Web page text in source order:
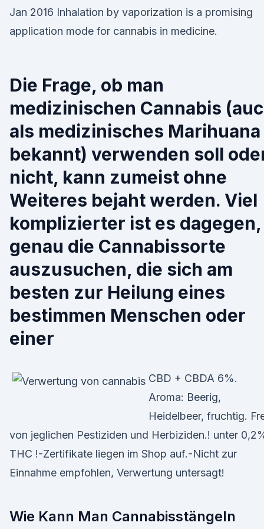
Jan 2016 Inhalation by vaporization is a promising
application mode for cannabis in medicine.
Die Frage, ob man
medizinischen Cannabis
als medizinisches Marihuana
bekannt) verwenden soll
nicht, kann zumeist ohne
Weiteres bejaht werden. Viel
komplizierter ist es dagegen,
genau die Cannabissorte
auszusuchen, die sich am
besten zur Heilung eines
bestimmen Menschen oder
einer
CBD + CBDA 6%.
Aroma: Beerig,
Heidelbeer, fruchtig.
von jeglichen Pestiziden und Herbiziden.! unter
THC !-Zertifikate liegen im Shop auf.-Nicht zur
Einnahme empfohlen, Verwertung untersagt!
Wie Kann Man Cannabisstängeln